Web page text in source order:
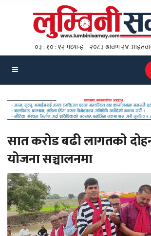
सात करोड बढी लागतको
योजना सञ्चालनमा